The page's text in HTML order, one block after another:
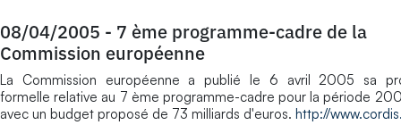
08/04/2005 - 7 ème programme-cadre de la
Commission européenne
La Commission européenne a publié le 6 avril 2005 sa
formelle relative au 7 ème programme-cadre pour la période
avec un budget proposé de 73 milliards d'euros. http://